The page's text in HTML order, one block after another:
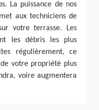
La puissance de nos
aux techniciens de
votre terrasse. Les
les débris les plus
régulièrement, ce
votre propriété plus
voire augmentera